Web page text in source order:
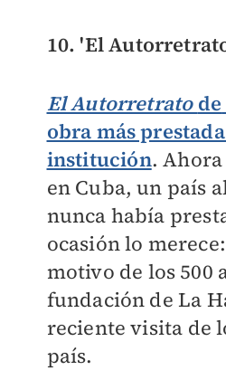
10. 'El
El Autorretrato de
obra más
institución.
en Cuba, un país
nunca había
ocasión lo
motivo de los 500
fundación de La
reciente visita de
país.